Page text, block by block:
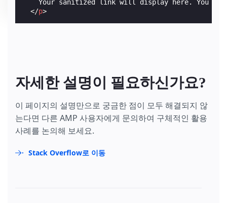
Your sanitized link will display here. You
</p>
자세한 설명이 필요하신가요?
이 페이지의 설명만으로 궁금한 점이 모두 해결되지 않
는다면 다른 AMP 사용자에게 문의하여 구체적인 활용
사례를 논의해 보세요.
Stack Overflow로 이동